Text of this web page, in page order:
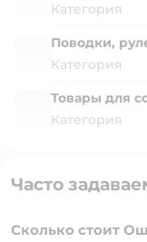
Категория
Поводки,
Категория
Товары для
Категория
Часто
Сколько стоит